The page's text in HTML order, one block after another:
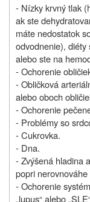
- Nízky krvný tlak
ak ste
máte nedostatok
odvodnenie), diéty
alebo ste na
- Ochorenie
- Obličková
alebo oboch
- Ochorenie
- Problémy so
- Cukrovka.
- Dna.
- Zvýšená hladina
popri
- Ochorenie
„lupus“ alebo